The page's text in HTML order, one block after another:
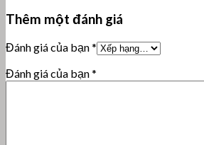
Thêm một đánh giá
Đánh giá của bạn*
Đánh giá của bạn*